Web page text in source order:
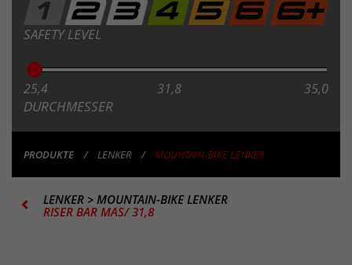
SAFETY LEVEL
25,4 31,8 35,0
DURCHMESSER
PRODUKTE LENKER MOUNTAIN-BIKE LENKER
LENKER > MOUNTAIN-BIKE LENKER
RISER BAR MAS/ 31,8